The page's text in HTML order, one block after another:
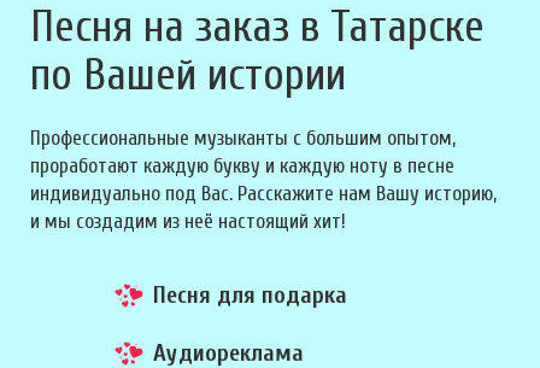
Песня на заказ в Татарске
по Вашей истории
Профессиональные музыканты с большим опытом,
проработают каждую букву и каждую ноту в песне
индивидуально под Вас. Расскажите нам Вашу историю,
и мы создадим из неё настоящий хит!
Песня для подарка
Аудиореклама